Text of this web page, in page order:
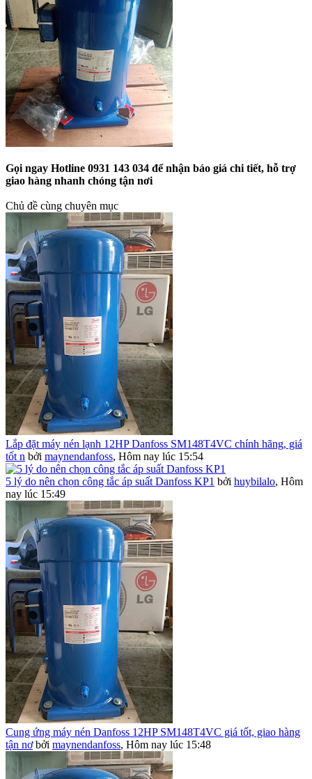
Gọi ngay Hotline 0931 143 034 để nhận báo giá chi tiết, hỗ trợ
giao hàng nhanh chóng tận nơi
Chủ đề cùng chuyên mục
Lắp đặt máy nén lạnh 12HP Danfoss SM148T4VC chính hãng, giá
tốt n bởi maynendanfoss, Hôm nay lúc 15:54
5 lý do nên chọn công tắc áp suất Danfoss KP1 bởi huybilalo, Hôm
nay lúc 15:49
Cung ứng máy nén Danfoss 12HP SM148T4VC giá tốt, giao hàng
tận nơ bởi maynendanfoss, Hôm nay lúc 15:48